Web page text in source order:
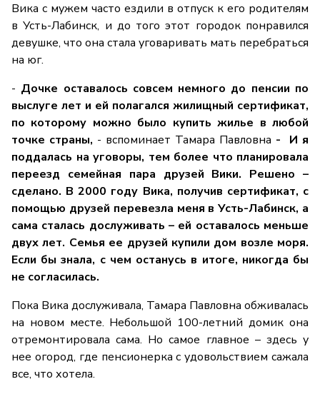
Вика с мужем часто ездили в отпуск к его родителям
в Усть-Лабинск, и до того этот городок понравился
девушке, что она стала уговаривать мать перебраться
на юг.
- Дочке оставалось совсем немного до пенсии по
выслуге лет и ей полагался жилищный сертификат,
по которому можно было купить жилье в любой
точке страны, - вспоминает Тамара Павловна - И я
поддалась на уговоры, тем более что планировала
переезд семейная пара друзей Вики. Решено –
сделано. В 2000 году Вика, получив сертификат, с
помощью друзей перевезла меня в Усть-Лабинск, а
сама сталась дослуживать – ей оставалось меньше
двух лет. Семья ее друзей купили дом возле моря.
Если бы знала, с чем останусь в итоге, никогда бы
не согласилась.
Пока Вика дослуживала, Тамара Павловна обживалась
на новом месте. Небольшой 100-летний домик она
отремонтировала сама. Но самое главное – здесь у
нее огород, где пенсионерка с удовольствием сажала
все, что хотела.